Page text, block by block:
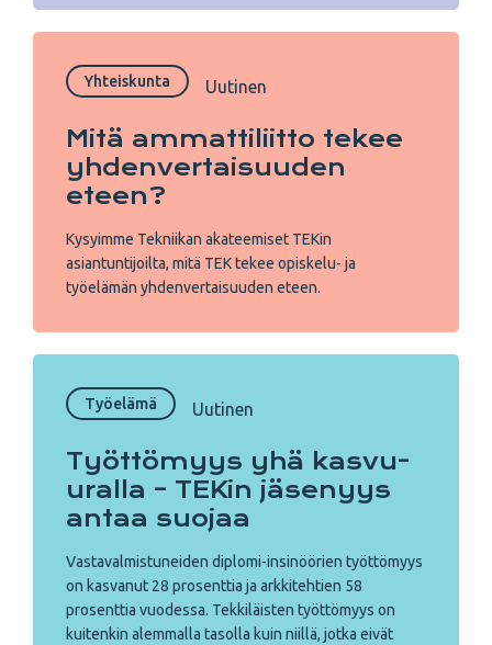
Yhteiskunta Uutinen
Mitä ammattiliitto tekee
yhdenvertaisuuden
eteen?
Kysyimme Tekniikan akateemiset TEKin
asiantuntijoilta, mitä TEK tekee opiskelu- ja
työelämän yhdenvertaisuuden eteen.
Työelämä Uutinen
Työttömyys yhä kasvu-
uralla – TEKin jäsenyys
antaa suojaa
Vastavalmistuneiden diplomi-insinöörien työttömyys
on kasvanut 28 prosenttia ja arkkitehtien 58
prosenttia vuodessa. Tekkiläisten työttömyys on
kuitenkin alemmalla tasolla kuin niillä, jotka eivät